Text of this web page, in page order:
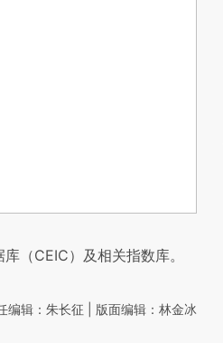
（CEIC）及相关指数库。
编辑：朱长征 | 版面编辑：林金冰